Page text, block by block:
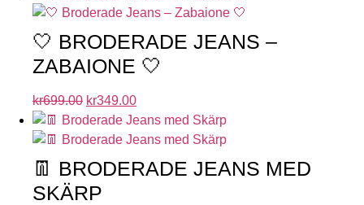
🤍 BRODERADE JEANS –
ZABAIONE 🤍
kr699.00 kr349.00
👖 BRODERADE JEANS MED
SKÄRP